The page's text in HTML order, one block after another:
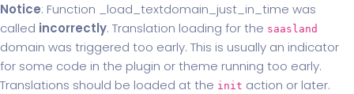
Notice: Function _load_textdomain_just_in_time was
called incorrectly. Translation loading for the saasland
domain was triggered too early. This is usually an indicator
for some code in the plugin or theme running too early.
Translations should be loaded at the init action or later.